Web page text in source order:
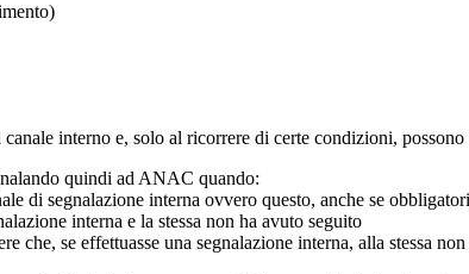
interno e, solo al ricorrere di certe condizioni,
quindi ad ANAC quando:
di segnalazione interna ovvero questo, anche se
interna e la stessa non ha avuto seguito
che, se effettuasse una segnalazione interna, alla stessa